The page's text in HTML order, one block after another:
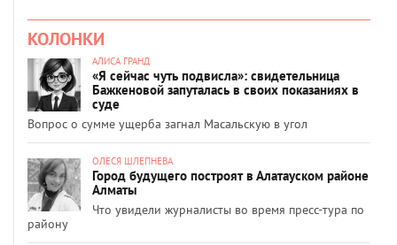
КОЛОНКИ
АЛИСА ГРАНД
«Я сейчас чуть подвисла»: свидетельница
Бажкеновой запуталась в своих показаниях в
суде
Вопрос о сумме ущерба загнал Масальскую в угол
ОЛЕСЯ ШЛЕПНЕВА
Город будущего построят в Алатауском районе
Алматы
Что увидели журналисты во время пресс-тура по
району